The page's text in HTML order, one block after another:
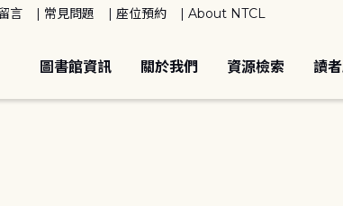
言 常見問題 座位預約 About NTCL
圖書館資訊 關於我們 資源檢索 讀